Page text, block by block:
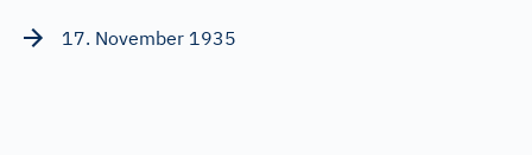
17. November 1935